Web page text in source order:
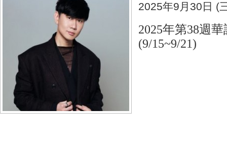
2025年9月30日 (
2025年第38週
(9/15~9/21)